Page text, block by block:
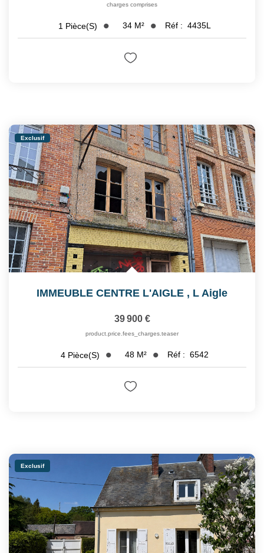
charges comprises
1 Pièce(s) 34 M² Réf : 4435L
Exclusif
IMMEUBLE CENTRE L'AIGLE , L Aigle
39 900 €
product.price.fees_charges.teaser
4 Pièce(s) 48 M² Réf : 6542
Exclusif